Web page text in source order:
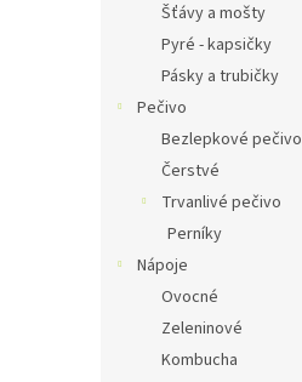
Šťávy a mošty
Pyré - kapsičky
Pásky a trubičky
Pečivo
Bezlepkové pečivo
Čerstvé
Trvanlivé pečivo
Perníky
Nápoje
Ovocné
Zeleninové
Kombucha